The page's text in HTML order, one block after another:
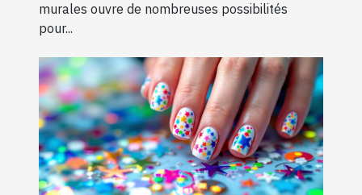
murales ouvre de nombreuses possibilités
pour...